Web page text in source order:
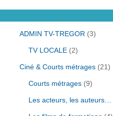
ADMIN TV-TREGOR (3)
TV LOCALE (2)
Ciné & Courts métrages (21)
Courts métrages (9)
Les acteurs, les auteurs…